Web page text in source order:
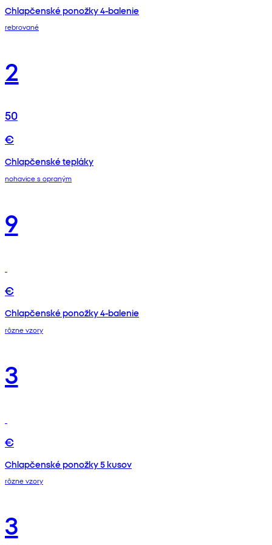
Chlapčenské ponožky 4-balenie
rebrované
2
50
€
Chlapčenské tepláky
nohavice s opraným
9
€
Chlapčenské ponožky 4-balenie
rôzne vzory
3
€
Chlapčenské ponožky 5 kusov
rôzne vzory
3